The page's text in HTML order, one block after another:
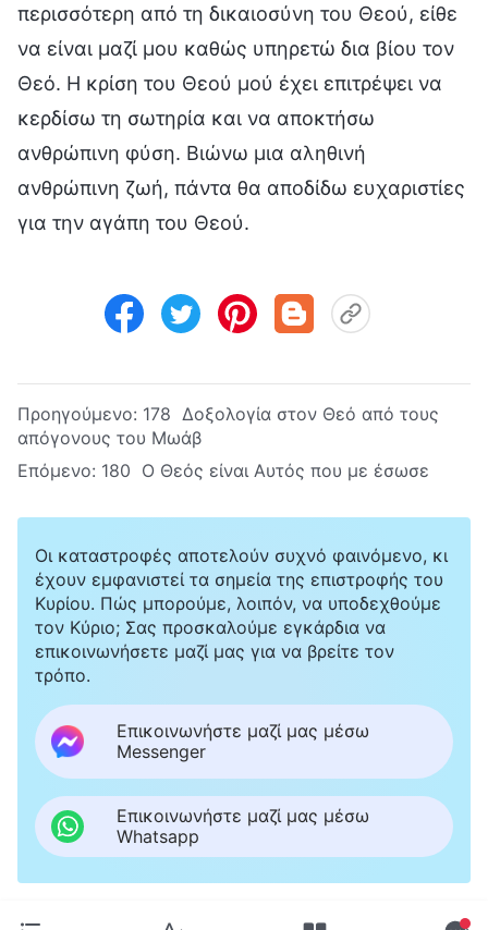
περισσότερη από τη δικαιοσύνη του Θεού, είθε
να είναι μαζί μου καθώς υπηρετώ δια βίου τον
Θεό. Η κρίση του Θεού μού έχει επιτρέψει να
κερδίσω τη σωτηρία και να αποκτήσω
ανθρώπινη φύση. Βιώνω μια αληθινή
ανθρώπινη ζωή, πάντα θα αποδίδω ευχαριστίες
για την αγάπη του Θεού.
Προηγούμενο: 178 Δοξολογία στον Θεό από τους
απόγονους του Μωάβ
Επόμενο: 180 Ο Θεός είναι Αυτός που με έσωσε
Οι καταστροφές αποτελούν συχνό φαινόμενο, κι
έχουν εμφανιστεί τα σημεία της επιστροφής του
Κυρίου. Πώς μπορούμε, λοιπόν, να υποδεχθούμε
τον Κύριο; Σας προσκαλούμε εγκάρδια να
επικοινωνήσετε μαζί μας για να βρείτε τον
τρόπο.
Επικοινωνήστε μαζί μας μέσω
Messenger
Επικοινωνήστε μαζί μας μέσω
Whatsapp